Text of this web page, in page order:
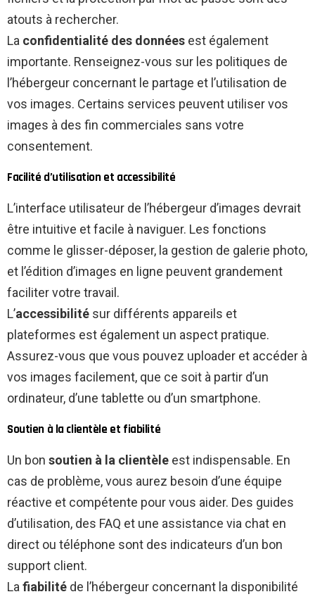
atouts à rechercher.
La confidentialité des données est également
importante. Renseignez-vous sur les politiques de
l’hébergeur concernant le partage et l’utilisation de
vos images. Certains services peuvent utiliser vos
images à des fin commerciales sans votre
consentement.
Facilité d’utilisation et accessibilité
L’interface utilisateur de l’hébergeur d’images devrait
être intuitive et facile à naviguer. Les fonctions
comme le glisser-déposer, la gestion de galerie photo,
et l’édition d’images en ligne peuvent grandement
faciliter votre travail.
L’accessibilité sur différents appareils et
plateformes est également un aspect pratique.
Assurez-vous que vous pouvez uploader et accéder à
vos images facilement, que ce soit à partir d’un
ordinateur, d’une tablette ou d’un smartphone.
Soutien à la clientèle et fiabilité
Un bon soutien à la clientèle est indispensable. En
cas de problème, vous aurez besoin d’une équipe
réactive et compétente pour vous aider. Des guides
d’utilisation, des FAQ et une assistance via chat en
direct ou téléphone sont des indicateurs d’un bon
support client.
La fiabilité de l’hébergeur concernant la disponibilité